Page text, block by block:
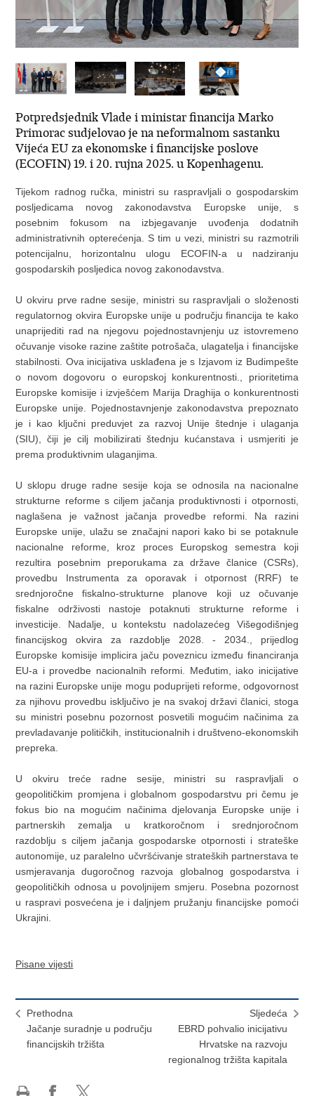
Potpredsjednik Vlade i ministar financija Marko
Primorac sudjelovao je na neformalnom sastanku
Vijeća EU za ekonomske i financijske poslove
(ECOFIN) 19. i 20. rujna 2025. u Kopenhagenu.
Tijekom radnog ručka, ministri su raspravljali o gospodarskim
posljedicama novog zakonodavstva Europske unije, s
posebnim fokusom na izbjegavanje uvođenja dodatnih
administrativnih opterećenja. S tim u vezi, ministri su razmotrili
potencijalnu, horizontalnu ulogu ECOFIN-a u nadziranju
gospodarskih posljedica novog zakonodavstva.
U okviru prve radne sesije, ministri su raspravljali o složenosti
regulatornog okvira Europske unije u području financija te kako
unaprijediti rad na njegovu pojednostavnjenju uz istovremeno
očuvanje visoke razine zaštite potrošača, ulagatelja i financijske
stabilnosti. Ova inicijativa usklađena je s Izjavom iz Budimpešte
o novom dogovoru o europskoj konkurentnosti., prioritetima
Europske komisije i izvješćem Marija Draghija o konkurentnosti
Europske unije. Pojednostavnjenje zakonodavstva prepoznato
je i kao ključni preduvjet za razvoj Unije štednje i ulaganja
(SIU), čiji je cilj mobilizirati štednju kućanstava i usmjeriti je
prema produktivnim ulaganjima.
U sklopu druge radne sesije koja se odnosila na nacionalne
strukturne reforme s ciljem jačanja produktivnosti i otpornosti,
naglašena je važnost jačanja provedbe reformi. Na razini
Europske unije, ulažu se značajni napori kako bi se potaknule
nacionalne reforme, kroz proces Europskog semestra koji
rezultira posebnim preporukama za države članice (CSRs),
provedbu Instrumenta za oporavak i otpornost (RRF) te
srednjoročne fiskalno-strukturne planove koji uz očuvanje
fiskalne održivosti nastoje potaknuti strukturne reforme i
investicije. Nadalje, u kontekstu nadolazećeg Višegodišnjeg
financijskog okvira za razdoblje 2028. - 2034., prijedlog
Europske komisije implicira jaču poveznicu između financiranja
EU-a i provedbe nacionalnih reformi. Međutim, iako inicijative
na razini Europske unije mogu poduprijeti reforme, odgovornost
za njihovu provedbu isključivo je na svakoj državi članici, stoga
su ministri posebnu pozornost posvetili mogućim načinima za
prevladavanje političkih, institucionalnih i društveno-ekonomskih
prepreka.
U okviru treće radne sesije, ministri su raspravljali o
geopolitičkim promjena i globalnom gospodarstvu pri čemu je
fokus bio na mogućim načinima djelovanja Europske unije i
partnerskih zemalja u kratkoročnom i srednjoročnom
razdoblju s ciljem jačanja gospodarske otpornosti i strateške
autonomije, uz paralelno učvršćivanje strateških partnerstava te
usmjeravanja dugoročnog razvoja globalnog gospodarstva i
geopolitičkih odnosa u povoljnijem smjeru. Posebna pozornost
u raspravi posvećena je i daljnjem pružanju financijske pomoći
Ukrajini.
Pisane vijesti
Prethodna
Jačanje suradnje u području
financijskih tržišta
Sljedeća
EBRD pohvalio inicijativu
Hrvatske na razvoju
regionalnog tržišta kapitala